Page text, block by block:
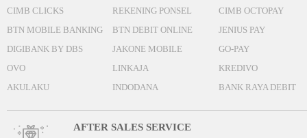
CIMB CLICKS
REKENING PONSEL
CIMB OCTOPAY
BTN MOBILE BANKING
BTN DEBIT ONLINE
JENIUS PAY
DIGIBANK BY DBS
JAKONE MOBILE
GO-PAY
OVO
LINKAJA
KREDIVO
AKULAKU
INDODANA BANK RAYA DEBIT
AFTER SALES SERVICE